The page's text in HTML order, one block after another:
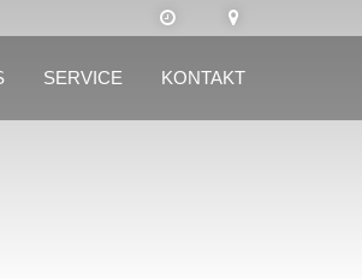
SERVICE KONTAKT